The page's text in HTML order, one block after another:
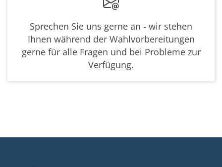
Sprechen Sie uns gerne an - wir stehen
Ihnen während der Wahlvorbereitungen
gerne für alle Fragen und bei Probleme zur
Verfügung.